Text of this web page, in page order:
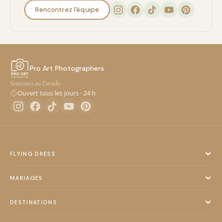
Rencontrez l'équipe
Pro Art Photographers
Souvenirs au Paradis
Ouvert tous les jours · 24 h
FLYING DRESS
MARIAGES
DESTINATIONS